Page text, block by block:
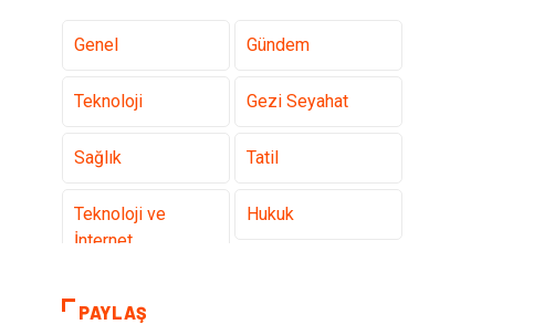
Genel Gündem
Teknoloji Gezi Seyahat
Sağlık Tatil
Teknoloji ve
İnternet
Hukuk
Elektrik ve
Elektronik
PAYLAŞ